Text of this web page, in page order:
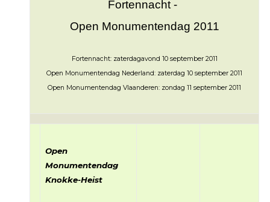
Fortennacht -
Open Monumentendag 2011
Fortennacht: zaterdagavond 10 september 2011
Open Monumentendag Nederland: zaterdag 10 september 2011
Open Monumentendag Vlaanderen: zondag 11 september 2011
Open
Monumentendag
Knokke-Heist